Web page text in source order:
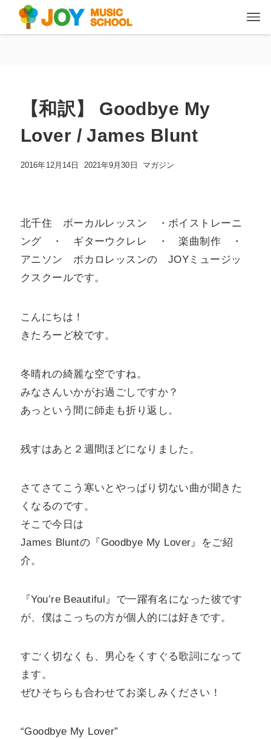
【和訳】 Goodbye My
Lover / James Blunt
2016年12月14日 2021年9月30日 マガジン
北千住 ボーカルレッスン ・ボイストレーニ
ング ・ ギターウクレレ ・ 楽曲制作 ・
アニソン ボカロレッスンの JOYミュージッ
クスクールです。
こんにちは！
きたろーど校です。
冬晴れの綺麗な空ですね。
みなさんいかがお過ごしですか？
あっという間に師走も折り返し。
残すはあと２週間ほどになりました。
さてさてこう寒いとやっぱり切ない曲が聞きた
くなるのです。
そこで今日は
James Bluntの『Goodbye My Lover』をご紹
介。
『You’re Beautiful』で一躍有名になった彼です
が、僕はこっちの方が個人的には好きです。
すごく切なくも、男心をくすぐる歌詞になって
ます。
ぜひそちらも合わせてお楽しみください！
“Goodbye My Lover”